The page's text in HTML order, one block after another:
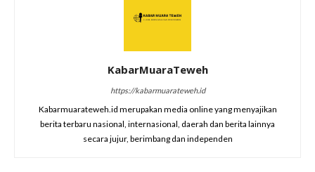
KabarMuaraTeweh
https://kabarmuarateweh.id
Kabarmuarateweh.id merupakan media online yang menyajikan
berita terbaru nasional, internasional, daerah dan berita lainnya
secara jujur, berimbang dan independen